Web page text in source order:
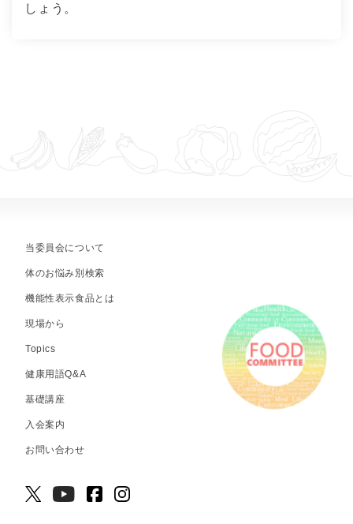
しょう。
当委員会について
体のお悩み別検索
機能性表示食品とは
現場から
Topics
健康用語Q&A
基礎講座
入会案内
お問い合わせ